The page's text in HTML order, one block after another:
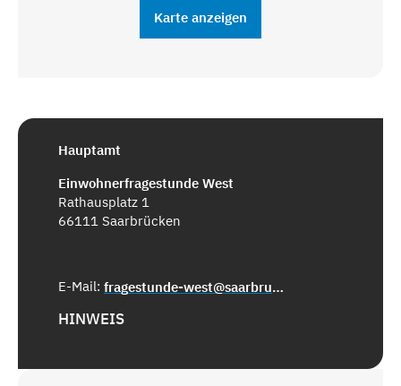
Karte anzeigen
Hauptamt
Einwohnerfragestunde West
Rathausplatz 1
66111 Saarbrücken
E-Mail: fragestunde-west@saarbruecken.de
HINWEIS